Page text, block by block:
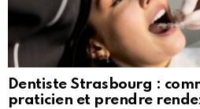
Dentiste Strasbourg :
praticien et prendre